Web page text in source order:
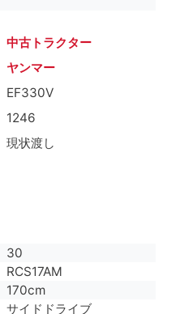
中古トラクター
ヤンマー
EF330V
1246
現状渡し
30
RCS17AM
170cm
サイドドライブ